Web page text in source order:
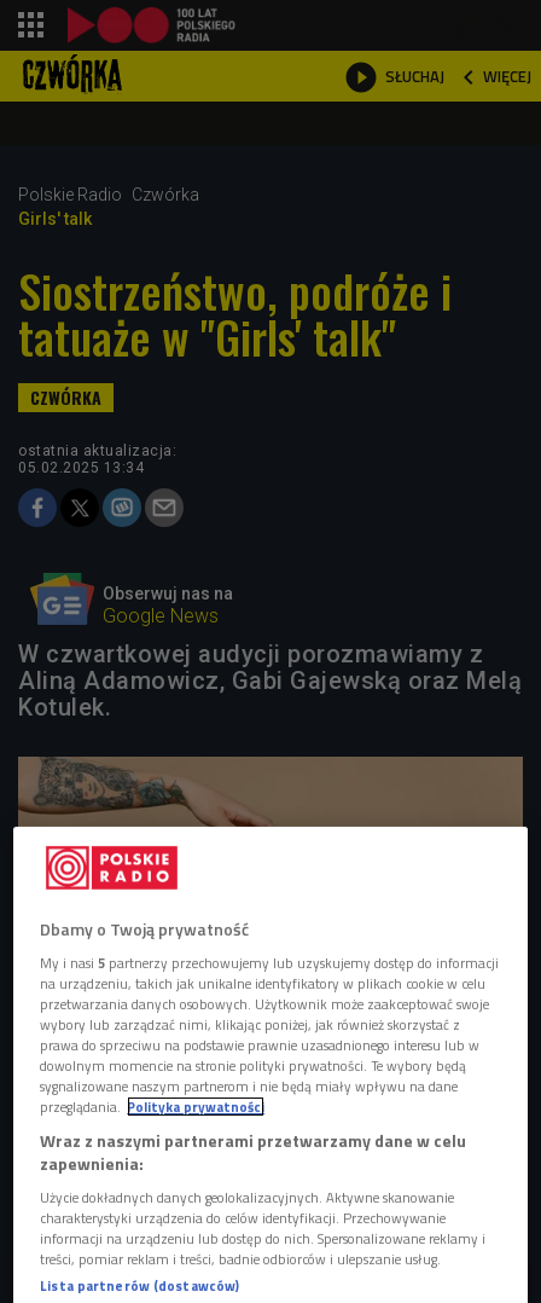
 SŁUCHAJ  WIĘCEJ

Polskie Radio
Czwórka
Girls' talk
Siostrzeństwo, podróże i
tatuaże w "Girls' talk"
ostatnia aktualizacja:
05.02.2025 13:34
Obserwuj nas na
Google News
W czwartkowej audycji porozmawiamy z
Aliną Adamowicz, Gabi Gajewską oraz Melą
Kotulek.
Tatuaż Foto: Shutterstock
Po godzinie 18.00 studio Czwórki odwiedzi psycholożka
Alina Adamowicz, która jest współautorką podcastu
"Piekielnie szczere" oraz współautorką książki o tym
samym tytule. W audycji "Girls talk" porozmawia o
siostrzeństwie, przyjaźni i wspieraniu kobiet.
Dbamy o Twoją prywatność
My i nasi5 partnerzy przechowujemy lub uzyskujemy dostęp do informacji
na urządzeniu, takich jak unikalne identyfikatory w plikach cookie w celu
przetwarzania danych osobowych. Użytkownik może zaakceptować swoje
wybory lub zarządzać nimi, klikając poniżej, jak również skorzystać z
prawa do sprzeciwu na podstawie prawnie uzasadnionego interesu lub w
dowolnym momencie na stronie polityki prywatności. Te wybory będą
sygnalizowane naszym partnerom i nie będą miały wpływu na dane
przeglądania. Polityka prywatności
Wraz z naszymi partnerami przetwarzamy dane w celu
zapewnienia:
Użycie dokładnych danych geolokalizacyjnych. Aktywne skanowanie
charakterystyki urządzenia do celów identyfikacji. Przechowywanie
informacji na urządzeniu lub dostęp do nich. Spersonalizowane reklamy i
treści, pomiar reklam i treści, badnie odbiorców i ulepszanie usług.
Lista partnerów (dostawców)